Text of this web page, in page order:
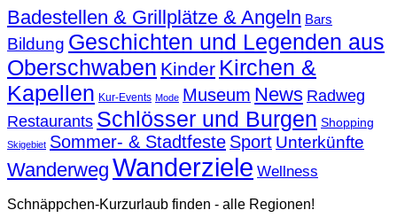
Badestellen & Grillplätze & Angeln Bars
Bildung Geschichten und Legenden aus
Oberschwaben Kinder Kirchen &
Kapellen Kur-Events Mode Museum News Radweg
Restaurants Schlösser und Burgen Shopping
Skigebiet Sommer- & Stadtfeste Sport Unterkünfte
Wanderweg Wanderziele Wellness
Schnäppchen-Kurzurlaub finden - alle Regionen!